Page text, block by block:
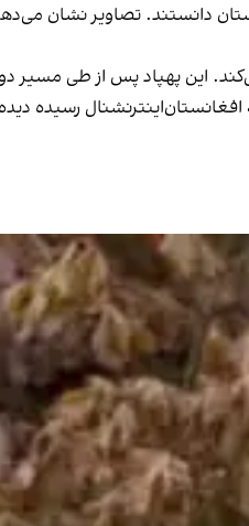
دانستند. تصاویر نشان
این پهپاد پس از طی مسیر
رسیده